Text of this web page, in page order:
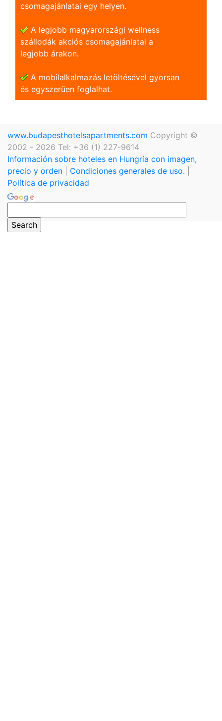
csomagajánlatai egy helyen.
A legjobb magyarországi wellness
szállodák akciós csomagajánlatai a
legjobb árakon.
A mobilalkalmazás letöltésével gyorsan
és egyszerũen foglalhat.
www.budapesthotelsapartments.com Copyright ©
2002 - 2026 Tel: +36 (1) 227-9614
Información sobre hoteles en Hungría con imagen,
precio y orden
Condiciones generales de uso.
Política de privacidad